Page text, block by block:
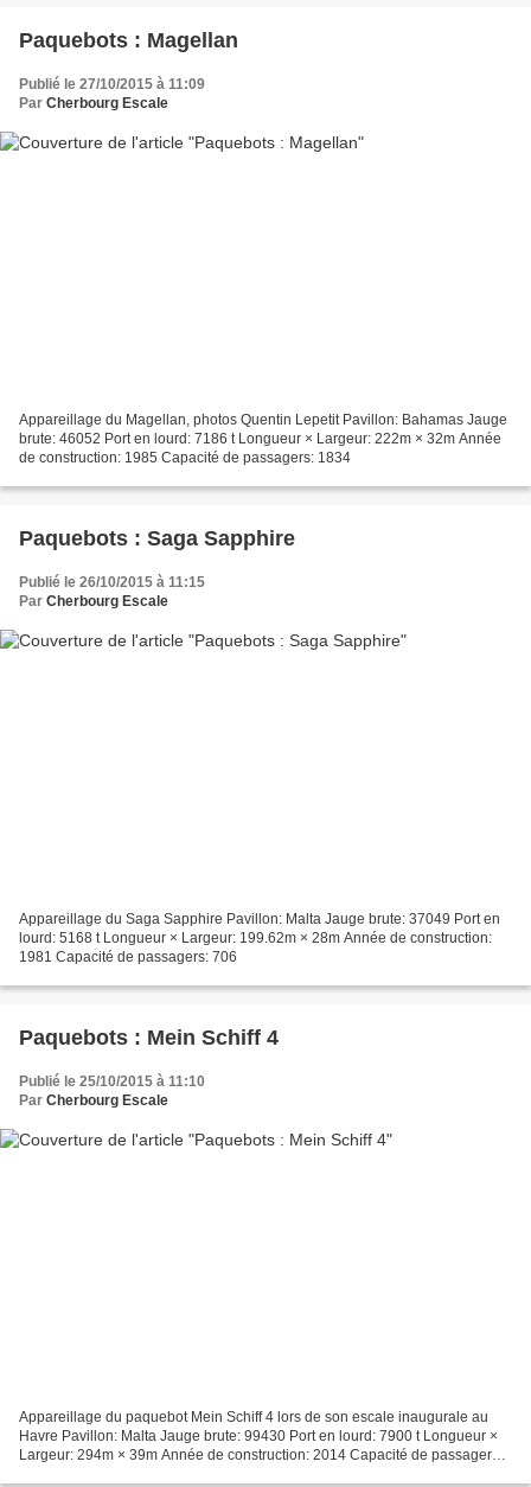
Paquebots : Magellan
Publié le 27/10/2015 à 11:09
Par Cherbourg Escale
Appareillage du Magellan, photos Quentin Lepetit Pavillon: Bahamas Jauge
brute: 46052 Port en lourd: 7186 t Longueur × Largeur: 222m × 32m Année
de construction: 1985 Capacité de passagers: 1834
Paquebots : Saga Sapphire
Publié le 26/10/2015 à 11:15
Par Cherbourg Escale
Appareillage du Saga Sapphire Pavillon: Malta Jauge brute: 37049 Port en
lourd: 5168 t Longueur × Largeur: 199.62m × 28m Année de construction:
1981 Capacité de passagers: 706
Paquebots : Mein Schiff 4
Publié le 25/10/2015 à 11:10
Par Cherbourg Escale
Appareillage du paquebot Mein Schiff 4 lors de son escale inaugurale au
Havre Pavillon: Malta Jauge brute: 99430 Port en lourd: 7900 t Longueur ×
Largeur: 294m × 39m Année de construction: 2014 Capacité de passagers: